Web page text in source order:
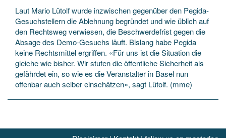
Laut Mario Lütolf wurde inzwischen gegenüber den Pegida-
Gesuchstellern die Ablehnung begründet und wie üblich auf
den Rechtsweg verwiesen, die Beschwerdefrist gegen die
Absage des Demo-Gesuchs läuft. Bislang habe Pegida
keine Rechtsmittel ergriffen. «Für uns ist die Situation die
gleiche wie bisher. Wir stufen die öffentliche Sicherheit als
gefährdet ein, so wie es die Veranstalter in Basel nun
offenbar auch selber einschätzen», sagt Lütolf. (mme)